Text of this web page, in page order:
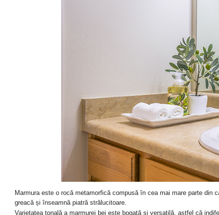
Marmura este o rocă metamorfică compusă în cea mai mare parte
greacă și înseamnă piatră strălucitoare.
Varietatea tonală a marmurei bej este bogată și versatilă, astfel că